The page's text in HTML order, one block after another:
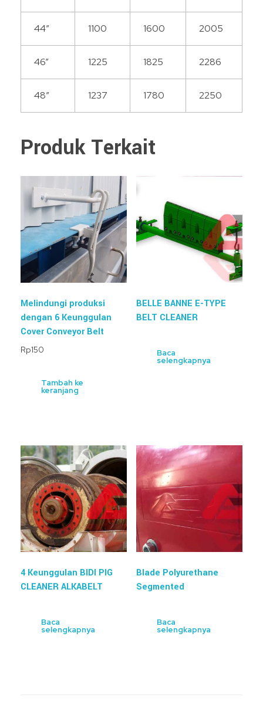
44” 1100 1600 2005
46” 1225 1825 2286
48” 1237 1780 2250
Produk Terkait
Melindungi produksi
dengan 6 Keunggulan
Cover Conveyor Belt
Rp150
Tambah ke
keranjang
BELLE BANNE E-TYPE
BELT CLEANER
Baca
selengkapnya
4 Keunggulan BIDI PIG
CLEANER ALKABELT
Baca
selengkapnya
Blade Polyurethane
Segmented
Baca
selengkapnya